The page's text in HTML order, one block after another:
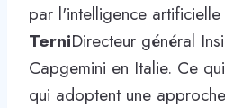
par l'intelligence
TerniDirecteur général
Capgemini en Italie. Ce
qui adoptent une